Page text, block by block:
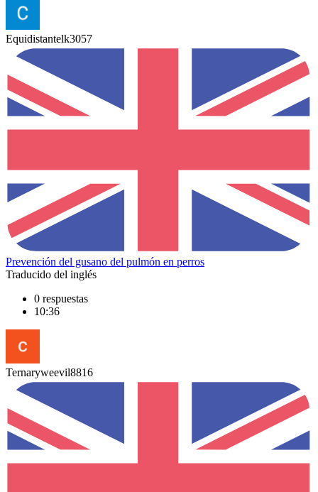
Equidistantelk3057
Prevención del gusano del pulmón en perros
Traducido del inglés
0 respuestas
10:36
Ternaryweevil8816